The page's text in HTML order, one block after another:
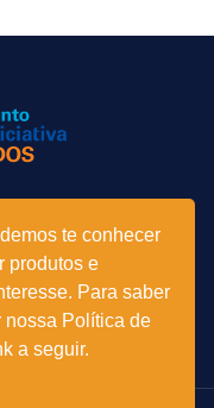
te conhecer
produtos e
Para saber
nossa Política de
a seguir.